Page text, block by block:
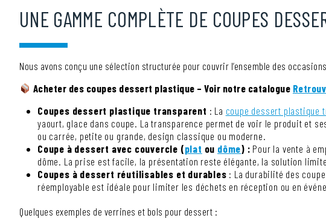
UNE GAMME COMPLÈTE DE COUPES
Nous avons conçu une sélection structurée pour couvrir l’ensemble des
Acheter des coupes dessert plastique – Voir notre catalogue
Coupes dessert plastique transparent : La coupe dessert plastique
yaourt, glace dans coupe. La transparence permet de voir le produit et
ou carrée, petite ou grande, design classique ou moderne.
Coupe à dessert avec couvercle (plat ou dôme) : Pour la vente à
dôme. La prise est facile, la présentation reste élégante, la solution
Coupes à dessert réutilisables et durables : La durabilité des
réemployable est idéale pour limiter les déchets en réception ou en
Quelques exemples de verrines et bols pour dessert :